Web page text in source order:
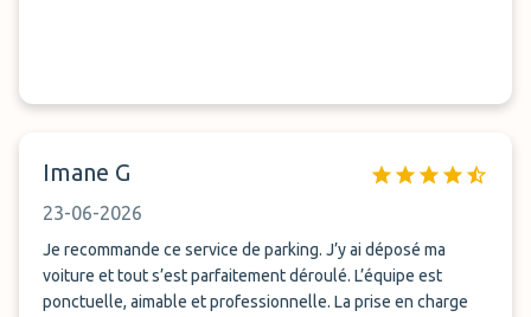
Imane G
23-06-2026
Je recommande ce service de parking. J’y ai déposé ma
voiture et tout s’est parfaitement déroulé. L’équipe est
ponctuelle, aimable et professionnelle. La prise en charge